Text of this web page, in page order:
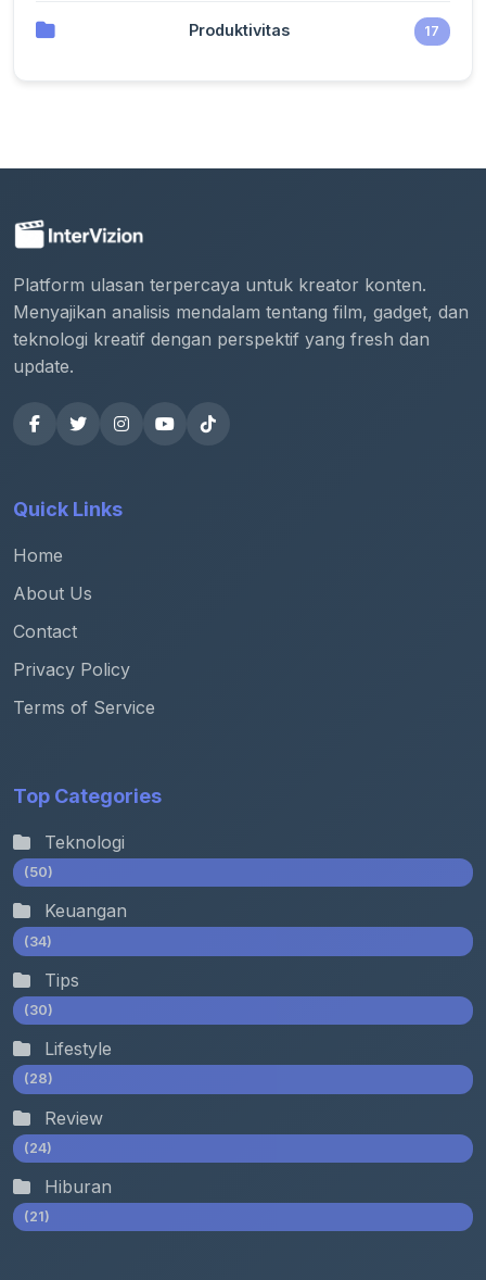
Produktivitas 17
Platform ulasan terpercaya untuk kreator konten.
Menyajikan analisis mendalam tentang film, gadget, dan
teknologi kreatif dengan perspektif yang fresh dan
update.
Quick Links
Home
About Us
Contact
Privacy Policy
Terms of Service
Top Categories
Teknologi
(50)
Keuangan
(34)
Tips
(30)
Lifestyle
(28)
Review
(24)
Hiburan
(21)